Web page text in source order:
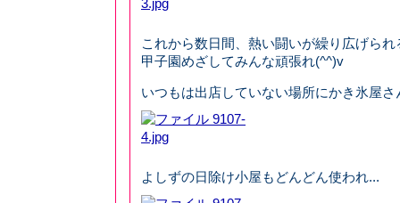
これから数日間、熱い闘いが繰り広げら
甲子園めざしてみんな頑張れ(^^)v
いつもは出店していない場所にかき氷屋
よしずの日除け小屋もどんどん使われ...